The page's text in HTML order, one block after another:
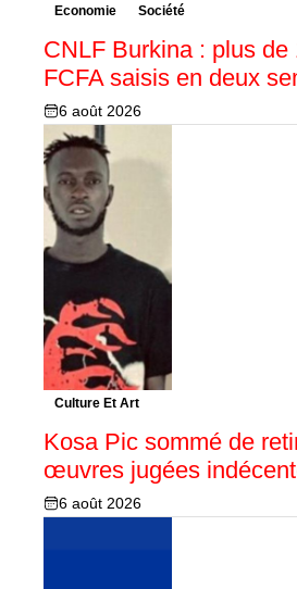
Economie Société
CNLF Burkina : plus de
FCFA saisis en deux
6 août 2026
Culture Et Art
Kosa Pic sommé de
œuvres jugées
6 août 2026